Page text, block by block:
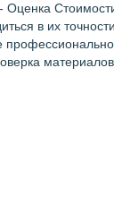
Оценка
в их